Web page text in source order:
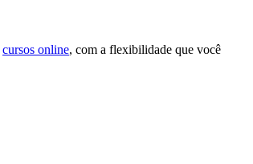
cursos online, com a flexibilidade que você